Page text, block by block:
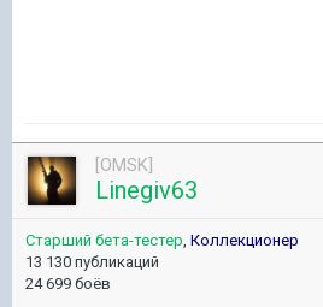
[OMSK]
Linegiv63
Старший бета-тестер, Коллекционер
13 130 публикаций
24 699 боёв